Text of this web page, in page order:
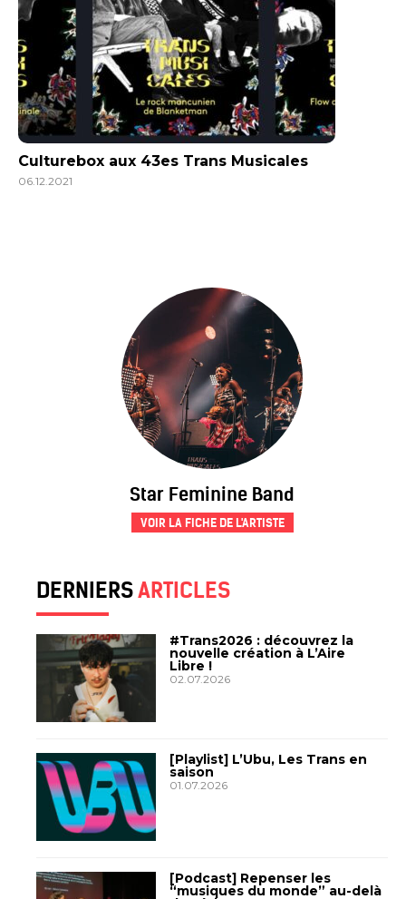
Culturebox aux 43es Trans Musicales
06.12.2021
Star Feminine Band
VOIR LA FICHE DE L'ARTISTE
DERNIERSARTICLES
#Trans2026 : découvrez la
nouvelle création à L’Aire
Libre !
02.07.2026
[Playlist] L’Ubu, Les Trans en
saison
01.07.2026
[Podcast] Repenser les
“musiques du monde” au-delà